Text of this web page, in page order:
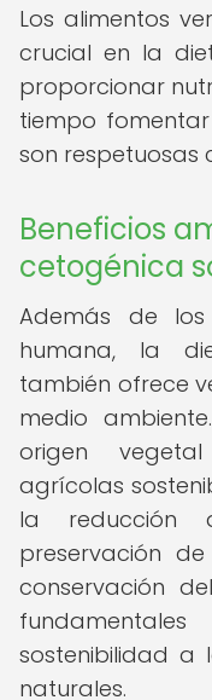
Los alimentos
crucial en la
proporcionar
tiempo
son respetuosas
Beneficios
cetogénica
Además de
humana, la
también ofrece
medio
origen
agrícolas
la reducción
preservación
conservación
sostenibilidad a
naturales.